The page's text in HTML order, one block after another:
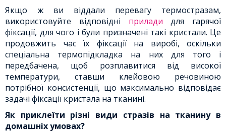
Якщо ж ви віддали перевагу термостразам,
використовуйте відповідні прилади для гарячої
фіксації, для чого і були призначені такі кристали. Це
продовжить час їх фіксації на виробі, оскільки
спеціальна термопідкладка на них для того і
передбачена, щоб розплавитися від високої
температури, ставши клейовою речовиною
потрібної консистенції, що максимально відповідає
задачі фіксації кристала на тканині.
Як приклеїти різні види стразів на тканину в
домашніх умовах?